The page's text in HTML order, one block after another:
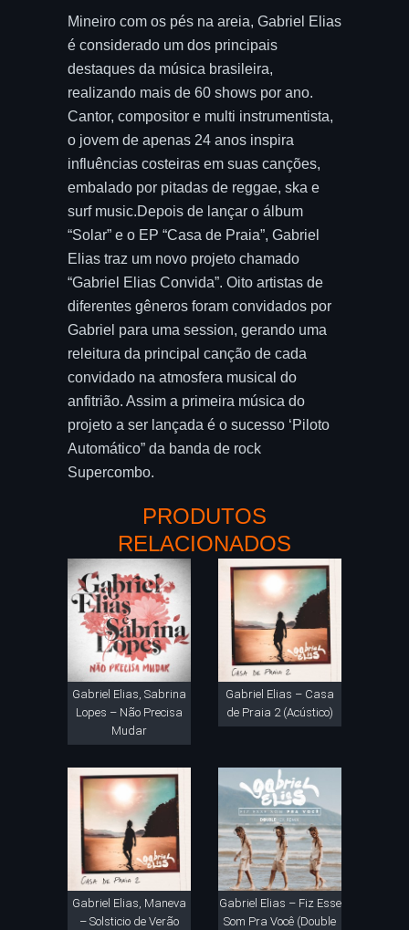
Mineiro com os pés na areia, Gabriel Elias
é considerado um dos principais
destaques da música brasileira,
realizando mais de 60 shows por ano.
Cantor, compositor e multi instrumentista,
o jovem de apenas 24 anos inspira
influências costeiras em suas canções,
embalado por pitadas de reggae, ska e
surf music.Depois de lançar o álbum
“Solar” e o EP “Casa de Praia”, Gabriel
Elias traz um novo projeto chamado
“Gabriel Elias Convida”. Oito artistas de
diferentes gêneros foram convidados por
Gabriel para uma session, gerando uma
releitura da principal canção de cada
convidado na atmosfera musical do
anfitrião. Assim a primeira música do
projeto a ser lançada é o sucesso ‘Piloto
Automático” da banda de rock
Supercombo.
PRODUTOS
RELACIONADOS
Gabriel Elias, Sabrina
Lopes – Não Precisa
Mudar
Gabriel Elias – Casa
de Praia 2 (Acústico)
Gabriel Elias, Maneva
– Solsticio de Verão
Gabriel Elias – Fiz Esse
Som Pra Você (Double